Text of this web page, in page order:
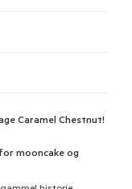
Caramel Chestnut!
mooncake og